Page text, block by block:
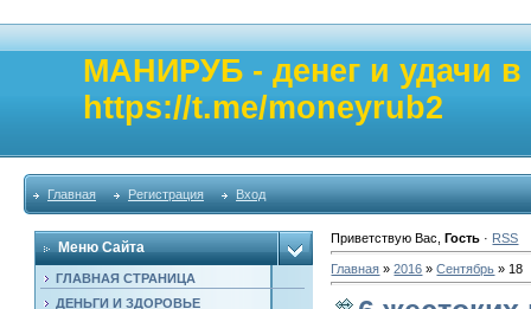
МАНИРУБ - денег и удачи
https://t.me/moneyrub2
Главная Регистрация Вход
Меню Сайта
ГЛАВНАЯ СТРАНИЦА
ДЕНЬГИ И ЗДОРОВЬЕ
Приветствую Вас ,Гость · RSS
Главная »2016 » Сентябрь » 18